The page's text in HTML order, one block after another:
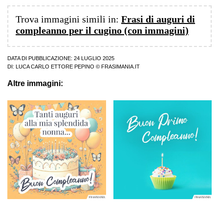
Trova immagini simili in: Frasi di auguri di
compleanno per il cugino (con immagini)
DATA DI PUBBLICAZIONE: 24 LUGLIO 2025
DI:
LUCA CARLO ETTORE PEPINO © FRASIMANIA.IT
Altre immagini: